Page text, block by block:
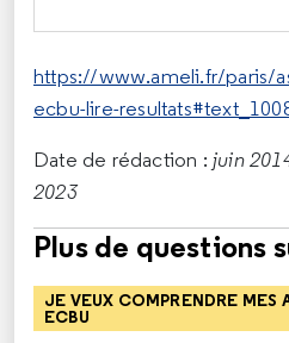
https://www.ameli.fr/paris/
ecbu-lire-
Date de rédaction : juin
2023
Plus de questions
JE VEUX COMPRENDRE MES
ECBU